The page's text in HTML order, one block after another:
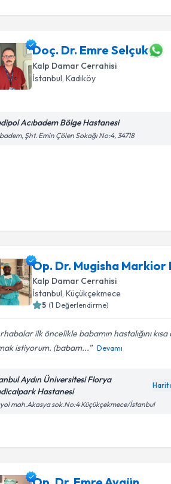
Doç. Dr. Emre Selçuk
Kalp Damar Cerrahisi
İstanbul ,Kadıköy
Acıbadem Bölge Hastanesi
Şht. Emin Çölen Sokağı No:4, 34718
Op. Dr. Mugisha Markior
Kalp Damar Cerrahisi
İstanbul,Küçükçekmece
5 (1 Değerlendirme)
ilk öncelikle babamın hastalığını kısa
istiyorum. (babam...
Devamı
Aydın Üniversitesi Florya
Hastanesi
mah.Akasya sok.No:4 Küçükçekmece/İstanbul